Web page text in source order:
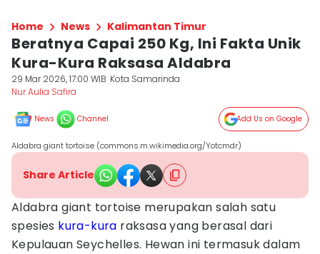
Home News Kalimantan Timur
Beratnya Capai 250 Kg, Ini Fakta Unik
Kura-Kura Raksasa Aldabra
29 Mar 2026, 17:00 WIB Kota Samarinda
Nur Aulia Safira
News Channel Add Us on Google
Aldabra giant tortoise (commons.m.wikimedia.org/Yotcmdr)
Share Article
Aldabra giant tortoise merupakan salah satu
spesies kura-kura raksasa yang berasal dari
Kepulauan Seychelles. Hewan ini termasuk dalam